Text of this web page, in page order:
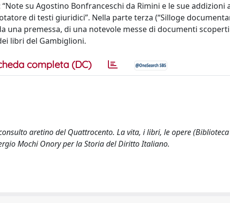
su Agostino Bonfranceschi da Rimini e le sue addizioni
di testi giuridici”. Nella parte terza (“Silloge
una premessa, di una notevole messe di documenti
libri del Gambiglioni.
completa (DC)
aretino del Quattrocento. La vita, i libri, le opere
Mochi Onory per la Storia del Diritto Italiano.